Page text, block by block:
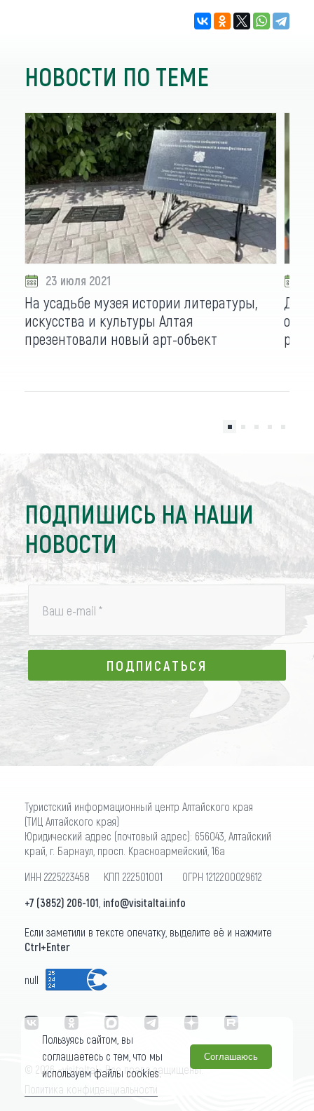
НОВОСТИ ПО ТЕМЕ
23 июля 2021
На усадьбе музея истории литературы,
искусства и культуры Алтая
презентовали новый арт-объект
Два
ПОДПИШИСЬ НА НАШИ
НОВОСТИ
Ваш e-mail *
ПОДПИСАТЬСЯ
ПОДПИСАТЬСЯ
Туристский информационный центр Алтайского края
(ТИЦ Алтайского края)
Юридический адрес (почтовый адрес): 656043, Алтайский
край, г. Барнаул, просп. Красноармейский, 16а
ИНН 2225223458 КПП 222501001 ОГРН 1212200029612
+7 (3852) 206-101 info@visitaltai.info
Если заметили в тексте опечатку, выделите её и нажмите
Ctrl+Enter
null
© 2026 «visitaltai» Все права защищены.
Политика конфиденциальности
Пользуясь сайтом, вы
соглашаетесь с тем, что мы
используем файлы cookies.
Соглашаюсь